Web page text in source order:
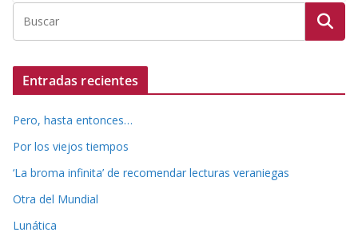
Entradas recientes
Pero, hasta entonces…
Por los viejos tiempos
‘La broma infinita’ de recomendar lecturas veraniegas
Otra del Mundial
Lunática